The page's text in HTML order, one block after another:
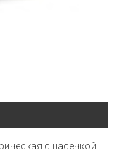
с насечкой